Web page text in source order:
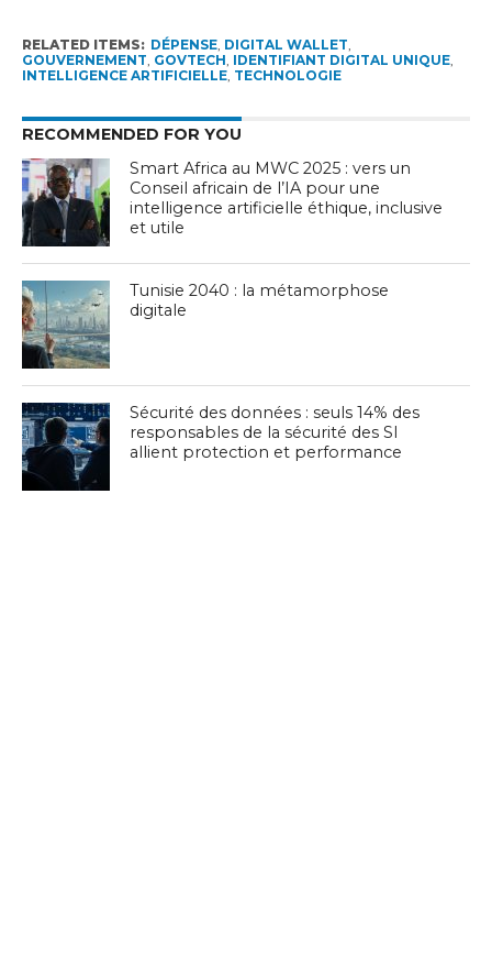
RELATED ITEMS: DÉPENSE, DIGITAL WALLET
GOUVERNEMENT GOVTECH IDENTIFIANT DIGITAL UNIQUE,
INTELLIGENCE ARTIFICIELLE, TECHNOLOGIE
RECOMMENDED FOR YOU
Smart Africa au MWC 2025 : vers un
Conseil africain de l’IA pour une
intelligence artificielle éthique, inclusive
et utile
Tunisie 2040 : la métamorphose
digitale
Sécurité des données : seuls 14% des
responsables de la sécurité des SI
allient protection et performance